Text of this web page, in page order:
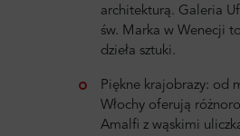
architekturą. Galeria
św. Marka w Wenecji
dzieła sztuki.
Piękne krajobrazy: od
Włochy oferują
Amalfi z wąskimi